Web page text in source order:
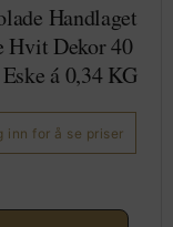
Handlaget
Hvit Dekor 40
á 0,34 KG
inn for å se priser